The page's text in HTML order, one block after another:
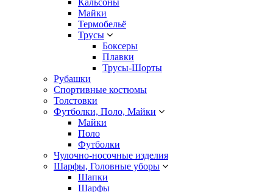
Кальсоны
Майки
Термобельё
Трусы
Боксеры
Плавки
Трусы-Шорты
Рубашки
Спортивные костюмы
Толстовки
Футболки, Поло, Майки
Майки
Поло
Футболки
Чулочно-носочные изделия
Шарфы, Головные уборы
Шапки
Шарфы